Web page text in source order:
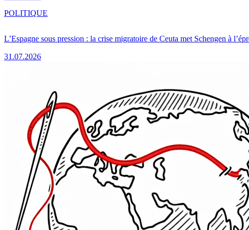
L’Espagne sous pression : la crise migratoire de Ceuta met Schengen à
31.07.2026
POLITIQUE